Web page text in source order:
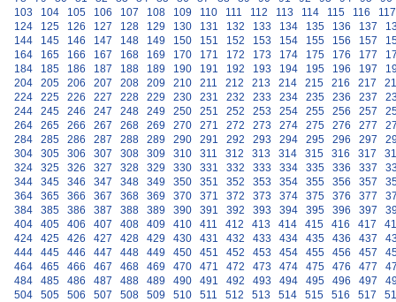
103
104 105 106 107 108 109 110 111 112 113 114 115 116
117
124
125 126 127 128 129 130 131 132 133 134 135 136 137
144
145 146 147 148 149 150 151 152 153 154 155 156 157
164
165 166 167 168 169 170 171 172 173 174 175 176 177
184
185 186 187 188 189 190 191 192 193 194 195 196 197
204
205 206 207 208 209 210 211 212 213 214 215 216 217
224
225 226 227 228 229 230 231 232 233 234 235 236 237
244
245 246 247 248 249 250 251 252 253 254 255 256 257
264
265 266 267 268 269 270 271 272 273 274 275 276 277
284
285 286 287 288 289 290 291 292 293 294 295 296 297
304
305 306 307 308 309 310 311 312 313 314 315 316 317
324
325 326 327 328 329 330 331 332 333 334 335 336 337
344
345 346 347 348 349 350 351 352 353 354 355 356 357
364
365 366 367 368 369 370 371 372 373 374 375 376 377
384
385 386 387 388 389 390 391 392 393 394 395 396 397
404
405 406 407 408 409 410 411 412 413 414 415 416 417
424
425 426 427 428 429 430 431 432 433 434 435 436 437
444
445 446 447 448 449 450 451 452 453 454 455 456 457
464
465 466 467 468 469 470 471 472 473 474 475 476 477
484
485 486 487 488 489 490 491 492 493 494 495 496 497
504
505 506 507 508 509 510 511 512 513 514 515 516 517